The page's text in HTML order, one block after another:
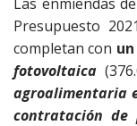
Presupuesto
completan con un
fotovoltaica
agroalimentaria
contratación de